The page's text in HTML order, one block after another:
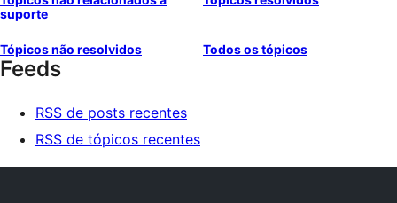
suporte
Tópicos não resolvidos Todos os tópicos
Feeds
RSS de posts recentes
RSS de tópicos recentes